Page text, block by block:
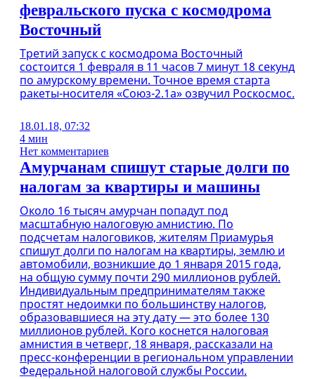
февральского пуска с космодрома
Восточный
Третий запуск с космодрома Восточный
состоится 1 февраля в 11 часов 7 минут 18 секунд
по амурскому времени. Точное время старта
ракеты-носителя «Союз-2.1а» озвучил Роскосмос.
18.01.18, 07:32
4 мин
Нет комментариев
Амурчанам спишут старые долги по
налогам за квартиры и машины
Около 16 тысяч амурчан попадут под
масштабную налоговую амнистию. По
подсчетам налоговиков, жителям Приамурья
спишут долги по налогам на квартиры, землю и
автомобили, возникшие до 1 января 2015 года,
на общую сумму почти 290 миллионов рублей.
Индивидуальным предпринимателям также
простят недоимки по большинству налогов,
образовавшиеся на эту дату — это более 130
миллионов рублей. Кого коснется налоговая
амнистия в четверг, 18 января, рассказали на
пресс-конференции в региональном управлении
Федеральной налоговой службы России.